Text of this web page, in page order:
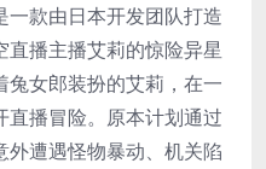
一款由日本开发团队打造
直播主播艾莉的惊险异星
女郎装扮的艾莉，在一
播冒险。原本计划通过
遭遇怪物暴动、机关陷